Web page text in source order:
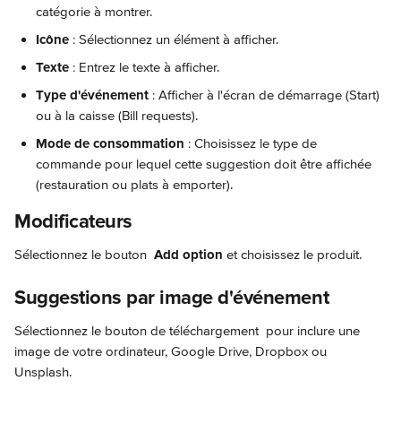
catégorie à montrer.
Icône : Sélectionnez un élément à afficher.
Texte : Entrez le texte à afficher.
Type d'événement : Afficher à l'écran de démarrage (Start)
ou à la caisse (Bill requests).
Mode de consommation : Choisissez le type de
commande pour lequel cette suggestion doit être affichée
(restauration ou plats à emporter).
Modificateurs
Sélectionnez le bouton Add option et choisissez le produit.
Suggestions par image d'événement
Sélectionnez le bouton de téléchargement pour inclure une
image de votre ordinateur, Google Drive, Dropbox ou
Unsplash.